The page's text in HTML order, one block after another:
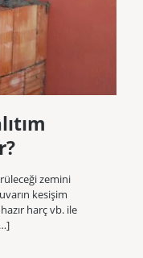
zemini
kesişim
harç vb. ile